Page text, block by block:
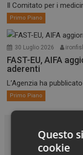
Il Comitato per i
Primo Piano
30 Luglio 2026
FAST-EU, AIFA
aderenti
L’Agenzia ha
Primo Piano
Questo
cookie